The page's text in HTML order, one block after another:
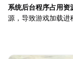
系统后台程序占用资
源，导致游戏加载进